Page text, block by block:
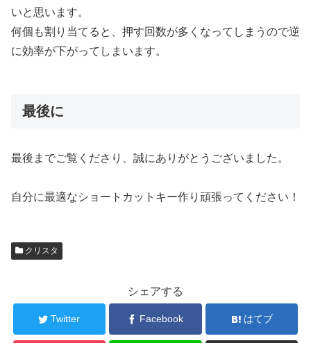
いと思います。
何個も割り当てると、押す回数が多くなってしまうので逆
に効率が下がってしまいます。
最後に
最後までご覧くださり、誠にありがとうございました。
自分に最適なショートカットキー作り頑張ってください！
クリスタ
シェアする
Twitter Facebook はてブ